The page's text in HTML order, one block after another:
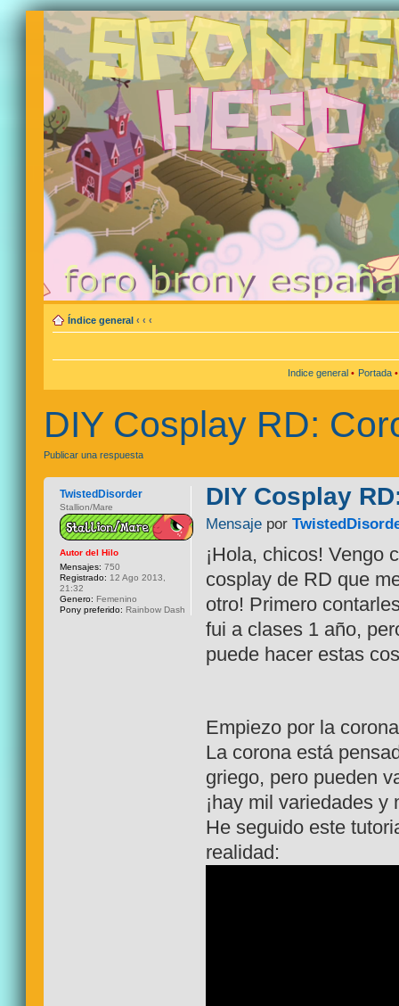
Índice general ‹ ‹ ‹
Indice general • Portada
DIY Cosplay RD:
Publicar una respuesta
DIY Cosplay
Mensaje por
¡Hola, chicos! Vengo
cosplay de RD que
otro! Primero
fui a clases 1 año,
puede hacer estas
Empiezo por la
La corona está
griego, pero pueden
¡hay mil variedades
He seguido este
realidad:
TwistedDisorder
Stallion/Mare
Autor del Hilo
Mensajes: 750
Registrado: 12 Ago 2013,
21:32
Genero: Femenino
Pony preferido: Rainbow Dash